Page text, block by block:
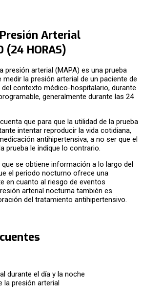
Arterial
(24 HORAS)
presión arterial (MAPA) es una prueba
la presión arterial de un paciente de
contexto médico-hospitalario, durante
generalmente durante las 24
que para que la utilidad de la prueba
intentar reproducir la vida cotidiana,
antihipertensiva, a no ser que el
prueba le indique lo contrario.
se obtiene información a lo largo del
el periodo nocturno ofrece una
en cuanto al riesgo de eventos
arterial nocturna también es
del tratamiento antihipertensivo.
durante el día y la noche
la presión arterial